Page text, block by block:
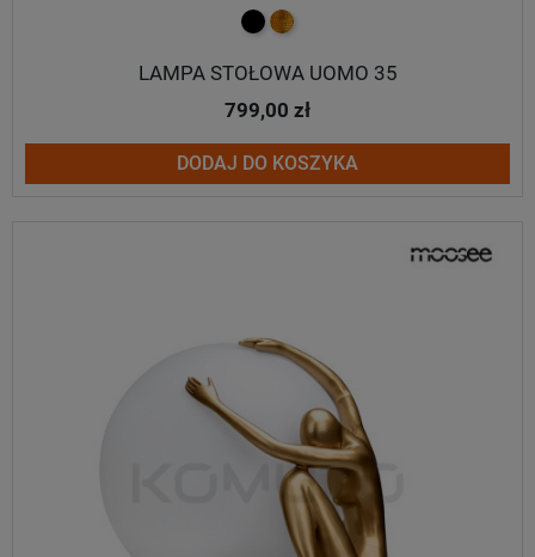
czarny
złoty
LAMPA STOŁOWA UOMO 35
799,00 zł
DODAJ DO KOSZYKA